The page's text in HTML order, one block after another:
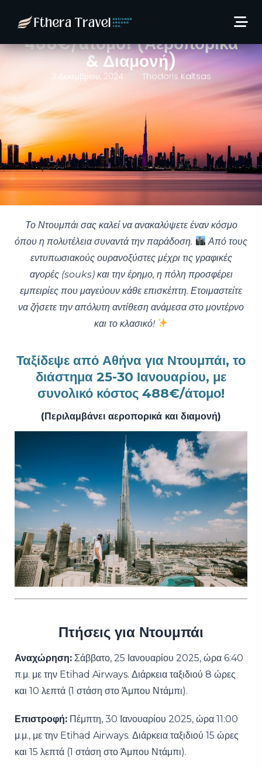
Etihad: 6 ημέρες από
488€/άτομο! (Αεροπορικά
& Διαμονή)
3 Δεκεμβρίου, 2024 Thodoris Kaltsas
Το Ντουμπάι σας καλεί να ανακαλύψετε έναν κόσμο
όπου η πολυτέλεια συναντά την παράδοση.
Από τους
εντυπωσιακούς ουρανοξύστες μέχρι τις γραφικές
αγορές (souks) και την έρημο, η πόλη προσφέρει
εμπειρίες που μαγεύουν κάθε επισκέπτη. Ετοιμαστείτε
να ζήσετε την απόλυτη αντίθεση ανάμεσα στο μοντέρνο
και το κλασικό!
Ταξίδεψε από Αθήνα για Ντουμπάι, το
διάστημα 25-30 Ιανουαρίου, με
συνολικό κόστος 488€/άτομο!
(Περιλαμβάνει αεροπορικά και διαμονή)
Πτήσεις για Ντουμπάι
Αναχώρηση: Σάββατο, 25 Ιανουαρίου 2025, ώρα 6:40
π.μ. με την Etihad Airways. Διάρκεια ταξιδιού 8 ώρες
και 10 λεπτά (1 στάση στο Άμπου Ντάμπι).
Επιστροφή: Πέμπτη, 30 Ιανουαρίου 2025, ώρα 11:00
μ.μ., με την Etihad Airways. Διάρκεια ταξιδιού 15 ώρες
και 15 λεπτά (1 στάση στο Άμπου Ντάμπι).